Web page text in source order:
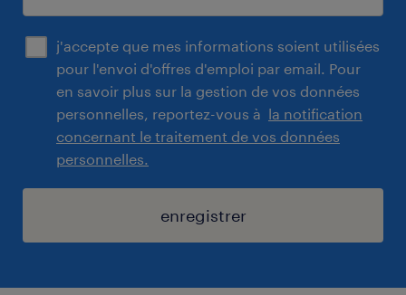
j'accepte que mes informations soient utilisées
pour l'envoi d'offres d'emploi par email. Pour
en savoir plus sur la gestion de vos données
personnelles, reportez-vous à la notification
concernant le traitement de vos données
personnelles.
enregistrer